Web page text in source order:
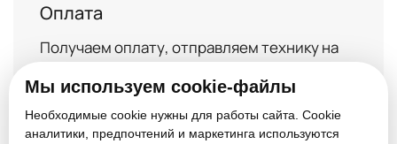
Оплата
Получаем оплату, отправляем технику на
Мы используем cookie-файлы
Необходимые cookie нужны для работы сайта. Cookie
аналитики, предпочтений и маркетинга используются